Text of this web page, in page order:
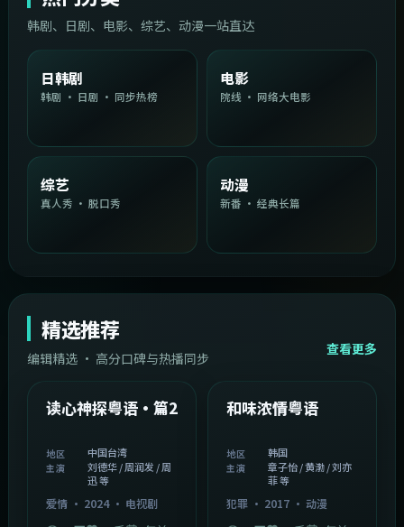
韩剧、日剧、电影、综艺、动漫一站直达
日韩剧
韩剧 · 日剧 · 同步热榜
电影
院线 · 网络大电影
综艺
真人秀 · 脱口秀
动漫
新番 · 经典长篇
精选推荐
编辑精选 · 高分口碑与热播同步
查看更多
精选
中国台湾 1:54:36
读心神探粤语·篇2
地区 中国台湾
主演
刘德华 / 周润发 / 周
迅 等
爱情· 2024· 电视剧
精选
2:08:51
和味浓情粤语
地区 韩国
主演
章子怡 / 黄渤 / 刘亦
菲 等
犯罪· 2017· 动漫